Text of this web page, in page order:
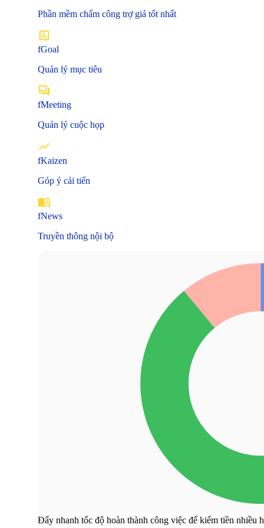
Phần mềm chấm công trợ giá tốt nhất
fGoal
Quản lý mục tiêu
fMeeting
Quản lý cuộc họp
fKaizen
Góp ý cải tiến
fNews
Truyền thông nội bộ
Đẩy nhanh tốc độ hoàn thành công việc để kiếm tiền nhiều